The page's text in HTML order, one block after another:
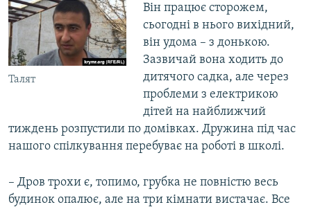
Талят
Він працює сторожем,
сьогодні в нього вихідний,
він удома – з донькою.
Зазвичай вона ходить до
дитячого садка, але через
проблеми з електрикою
дітей на найближчий
тиждень розпустили по домівках. Дружина під час
нашого спілкування перебуває на роботі в школі.
– Дров трохи є, топимо, грубка не повністю весь
будинок опалює, але на три кімнати вистачає. Все